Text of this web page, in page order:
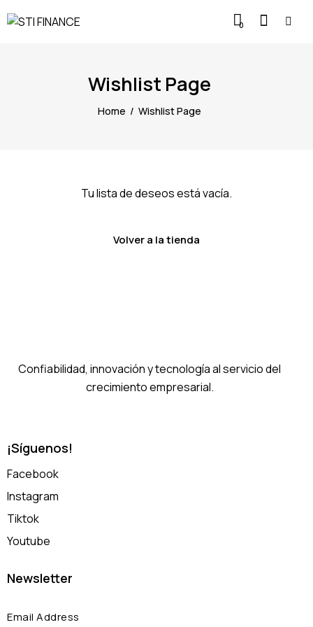
0
Wishlist Page
Home Wishlist Page
Tu lista de deseos está vacía.
Volver a la tienda
Confiabilidad, innovación y tecnología al servicio del
crecimiento empresarial.
¡Síguenos!
Facebook
Instagram
Tiktok
Youtube
Newsletter